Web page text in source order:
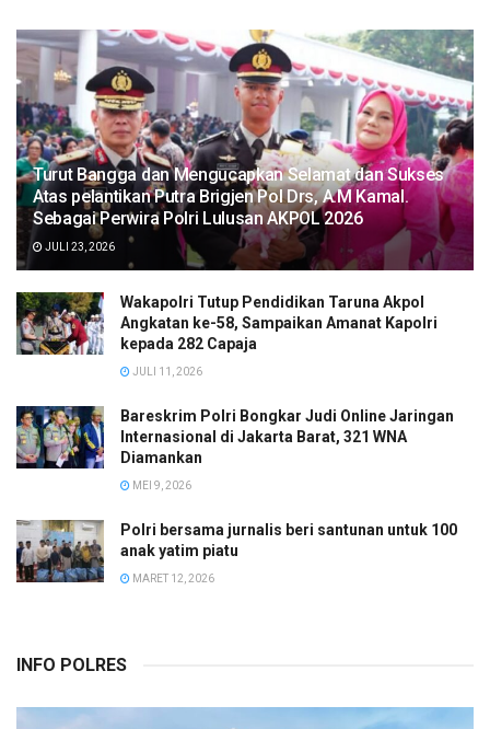
Turut Bangga dan Mengucapkan Selamat dan Sukses
Atas pelantikan Putra Brigjen Pol Drs, A.M Kamal.
Sebagai Perwira Polri Lulusan AKPOL 2026
JULI 23, 2026
Wakapolri Tutup Pendidikan Taruna Akpol
Angkatan ke-58, Sampaikan Amanat Kapolri
kepada 282 Capaja
JULI 11, 2026
Bareskrim Polri Bongkar Judi Online Jaringan
Internasional di Jakarta Barat, 321 WNA
Diamankan
MEI 9, 2026
Polri bersama jurnalis beri santunan untuk 100
anak yatim piatu
MARET 12, 2026
INFO POLRES